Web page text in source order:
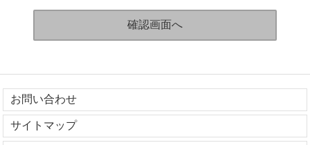
お問い合わせ
サイトマップ